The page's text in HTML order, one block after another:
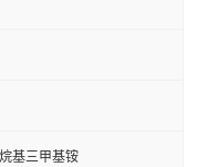
基三甲基铵